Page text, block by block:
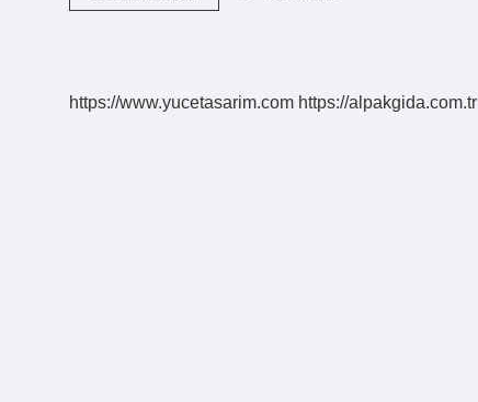
Kim
https://www.yucetasarim.com https://alpakgida.com.tr